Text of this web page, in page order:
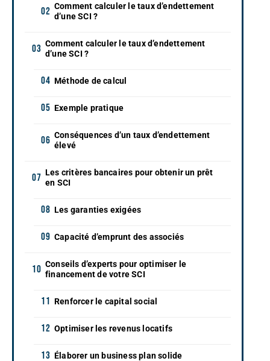
Comment calculer le taux d’endettement
d’une SCI ?
Comment calculer le taux d’endettement
d’une SCI ?
Méthode de calcul
Exemple pratique
Conséquences d’un taux d’endettement
élevé
Les critères bancaires pour obtenir un prêt
en SCI
Les garanties exigées
Capacité d’emprunt des associés
Conseils d’experts pour optimiser le
financement de votre SCI
Renforcer le capital social
Optimiser les revenus locatifs
Élaborer un business plan solide